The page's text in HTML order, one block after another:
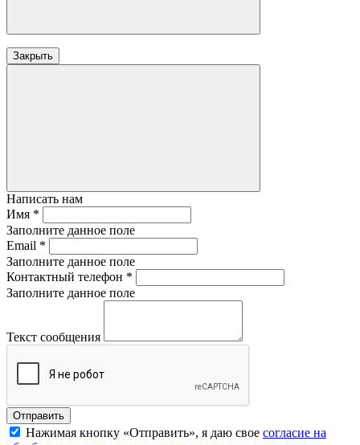
Закрыть
Написать нам
Имя *
Заполните данное поле
Email *
Заполните данное поле
Контактный телефон *
Заполните данное поле
Текст сообщения
Нажимая кнопку «Отправить», я даю свое согласие на